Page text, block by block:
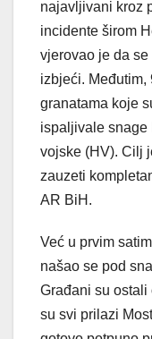
najavljivani kroz
incidente širom
vjerovao je da
izbjeći. Međutim,
granatama koje
ispaljivale snage
vojske (HV). Cilj
zauzeti
AR BiH.
Već u prvim
našao se pod
Građani su
su svi prilazi